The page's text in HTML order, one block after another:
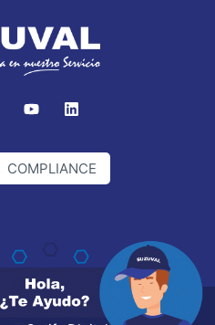
COMPLIANCE
derechos reservados.